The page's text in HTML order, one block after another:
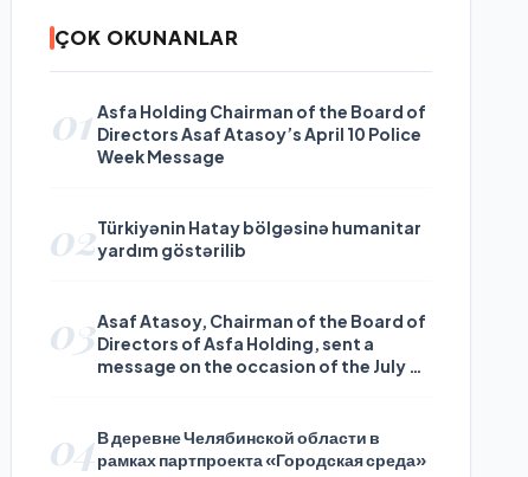
ÇOK OKUNANLAR
01 Asfa Holding Chairman of the Board of
Directors Asaf Atasoy’s April 10 Police
Week Message
02Türkiyənin Hatay bölgəsinə humanitar
yardım göstərilib
03Asaf Atasoy, Chairman of the Board of
Directors of Asfa Holding, sent a
message on the occasion of the July 24
04В деревне Челябинской области в
рамках партпроекта «Городская среда»